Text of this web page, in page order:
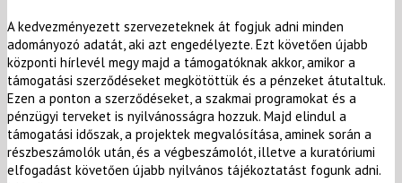
A kedvezményezett szervezeteknek át fogjuk adni minden
adományozó adatát, aki azt engedélyezte. Ezt követően újabb
központi hírlevél megy majd a támogatóknak akkor, amikor a
támogatási szerződéseket megkötöttük és a pénzeket átutaltuk.
Ezen a ponton a szerződéseket, a szakmai programokat és a
pénzügyi terveket is nyilvánosságra hozzuk. Majd elindul a
támogatási időszak, a projektek megvalósítása, aminek során a
részbeszámolók után, és a végbeszámolót, illetve a kuratóriumi
elfogadást követően újabb nyilvános tájékoztatást fogunk adni.